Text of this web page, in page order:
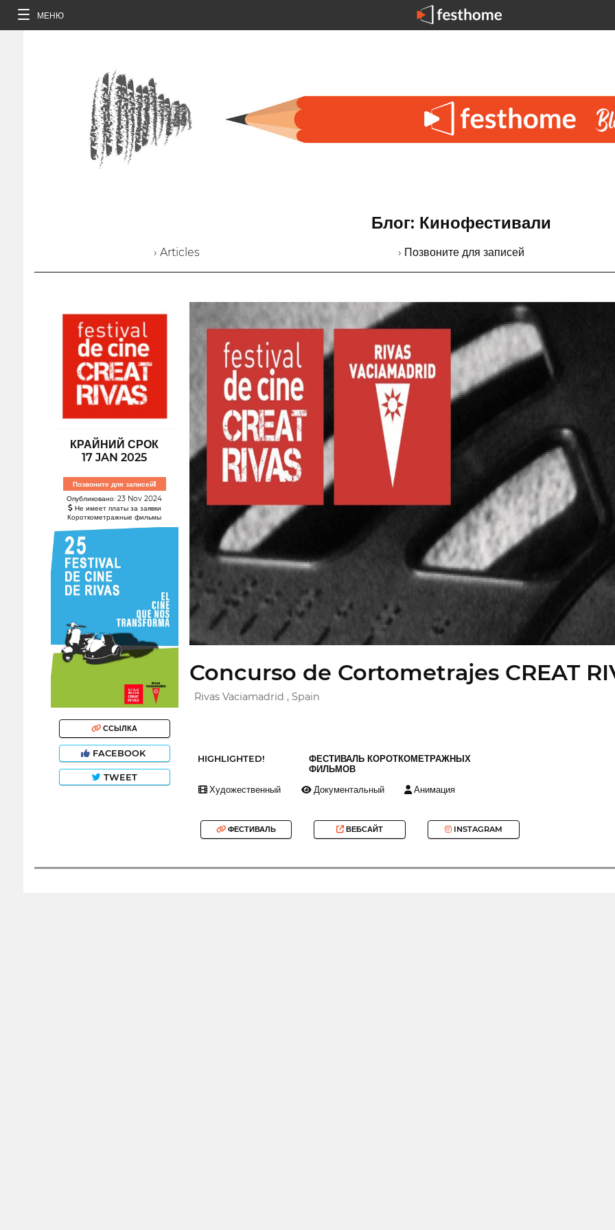
МЕНЮ
Блог: Кинофестивали
› Articles › Позвоните для записей
КРАЙНИЙ СРОК
17 JAN 2025
Позвоните для записей!
Опубликовано: 23 Nov 2024
Не имеет платы за заявки
Короткометражные фильмы
ССЫЛКА
FACEBOOK
TWEET
Concurso de Cortometrajes CREAT
Rivas Vaciamadrid , Spain
HIGHLIGHTED!
ФЕСТИВАЛЬ КОРОТКОМЕТРАЖНЫХ
ФИЛЬМОВ
Художественный Документальный Анимация
ФЕСТИВАЛЬ ВЕБСАЙТ INSTAGRAM